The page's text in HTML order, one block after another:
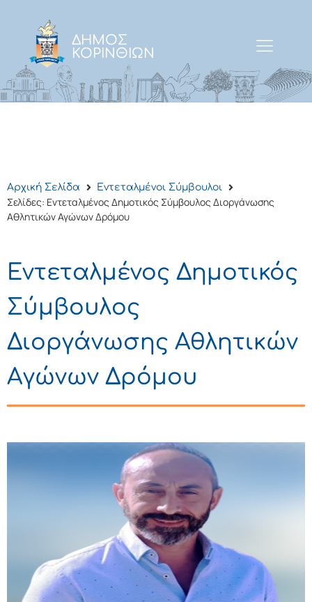
ΔΗΜΟΣ
ΚΟΡΙΝΘΙΩΝ
Αρχική Σελίδα Εντεταλμένοι Σύμβουλοι
Σελίδες: Εντεταλμένος Δημοτικός Σύμβουλος Διοργάνωσης
Αθλητικών Αγώνων Δρόμου
Εντεταλμένος Δημοτικός
Σύμβουλος
Διοργάνωσης Αθλητικών
Αγώνων Δρόμου